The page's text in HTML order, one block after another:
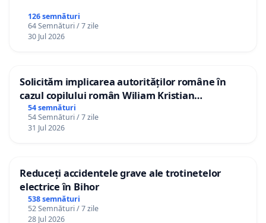
126 semnături
64 Semnături / 7 zile
30 Jul 2026
Solicităm implicarea autorităților române în
cazul copilului român Wiliam Kristian
Gheorghe, aflat în plasament în Danemarca de
12 ani
54 semnături
54 Semnături / 7 zile
31 Jul 2026
Reduceți accidentele grave ale trotinetelor
electrice în Bihor
538 semnături
52 Semnături / 7 zile
28 Jul 2026